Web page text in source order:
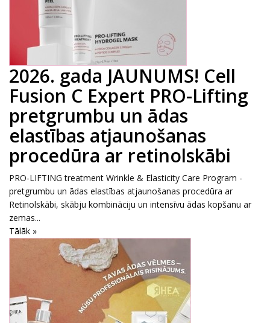
2026. gada JAUNUMS! Cell
Fusion C Expert PRO-Lifting
pretgrumbu un ādas
elastības atjaunošanas
procedūra ar retinolskābi
PRO-LIFTING treatment Wrinkle & Elasticity Care Program -
pretgrumbu un ādas elastības atjaunošanas procedūra ar
Retinolskābi, skābju kombināciju un intensīvu ādas kopšanu ar
zemas...
Tālāk »